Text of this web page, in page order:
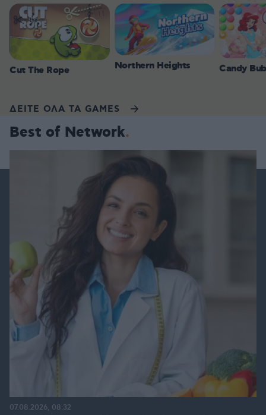
Cut The Rope Northern Heights Candy
ΔΕΙΤΕ ΟΛΑ ΤΑ GAMES
Best of Network
07.08.2026, 08:32